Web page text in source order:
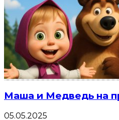
Маша и Медведь на
05.05.2025